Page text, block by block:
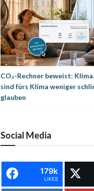
CO₂-Rechner beweist:
sind fürs Klima weniger
glauben
Social Media
179k
LIKES